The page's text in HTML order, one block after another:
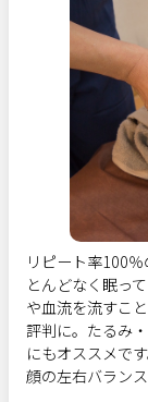
リピート率100
とんどなく眠っ
や血流を流すこ
評判に。たるみ
にもオススメです
顔の左右バラン